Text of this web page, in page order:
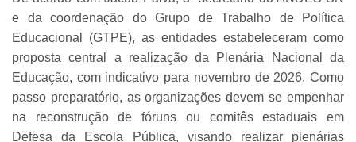
e da coordenação do Grupo de Trabalho de Política
Educacional (GTPE), as entidades estabeleceram como
proposta central a realização da Plenária Nacional da
Educação, com indicativo para novembro de 2026. Como
passo preparatório, as organizações devem se empenhar
na reconstrução de fóruns ou comitês estaduais em
Defesa da Escola Pública, visando realizar plenárias